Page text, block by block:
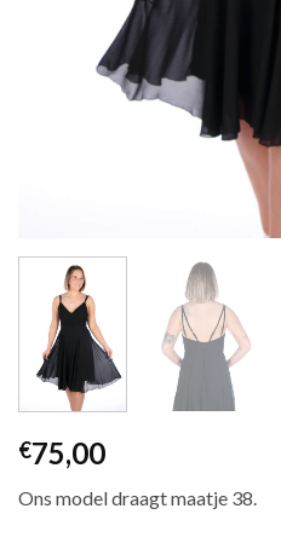
€75,00
Ons model draagt maatje 38.